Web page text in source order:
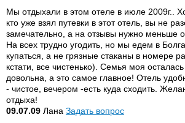
Мы отдыхали в этом отеле в июле 2009г..
кто уже взял путевки в этот отель, вы не
замечательно, а на отзывы нужно меньше
На всех трудно угодить, но мы едем в
купаться, а не грязные стаканы в номере
кстати, все чистенько). Семья моя
довольна, а это самое главное! Отель
- чистое, вечером -есть куда сходить.
отдыха!
09.07.09 Лана Задать вопрос